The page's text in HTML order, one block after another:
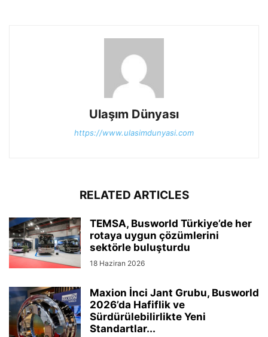
Ulaşım Dünyası
https://www.ulasimdunyasi.com
RELATED ARTICLES
TEMSA, Busworld Türkiye’de her
rotaya uygun çözümlerini
sektörle buluşturdu
18 Haziran 2026
Maxion İnci Jant Grubu, Busworld
2026’da Hafiflik ve
Sürdürülebilirlikte Yeni
Standartlar...